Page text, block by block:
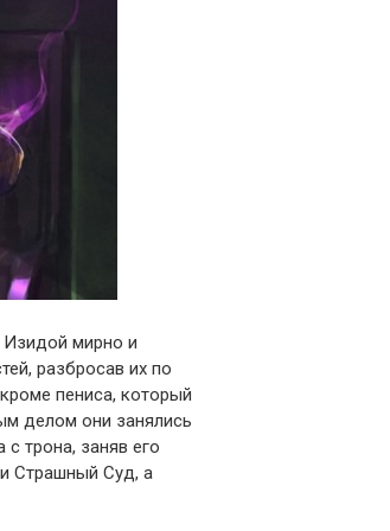
Изидой мирно и
разбросав их по
пениса, который
делом они занялись
трона, заняв его
Страшный Суд, а